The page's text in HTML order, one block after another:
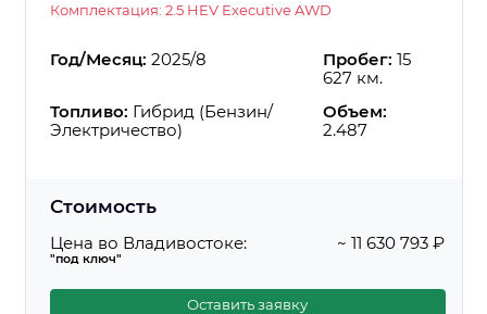
Комплектация: 2.5 HEV Executive AWD
Год/Месяц: 2025/8 Пробег: 15
627 км.
Топливо: Гибрид (Бензин/
Электричество)
Объем:
2.487
Стоимость
Цена во Владивостоке:
"под ключ"
~ 11 630 793 ₽
Оставить заявку